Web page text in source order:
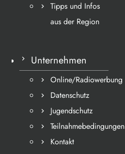
Tipps und Infos
aus der Region
Unternehmen
Online/Radiowerbung
Datenschutz
Jugendschutz
Teilnahmebedingungen
Kontakt